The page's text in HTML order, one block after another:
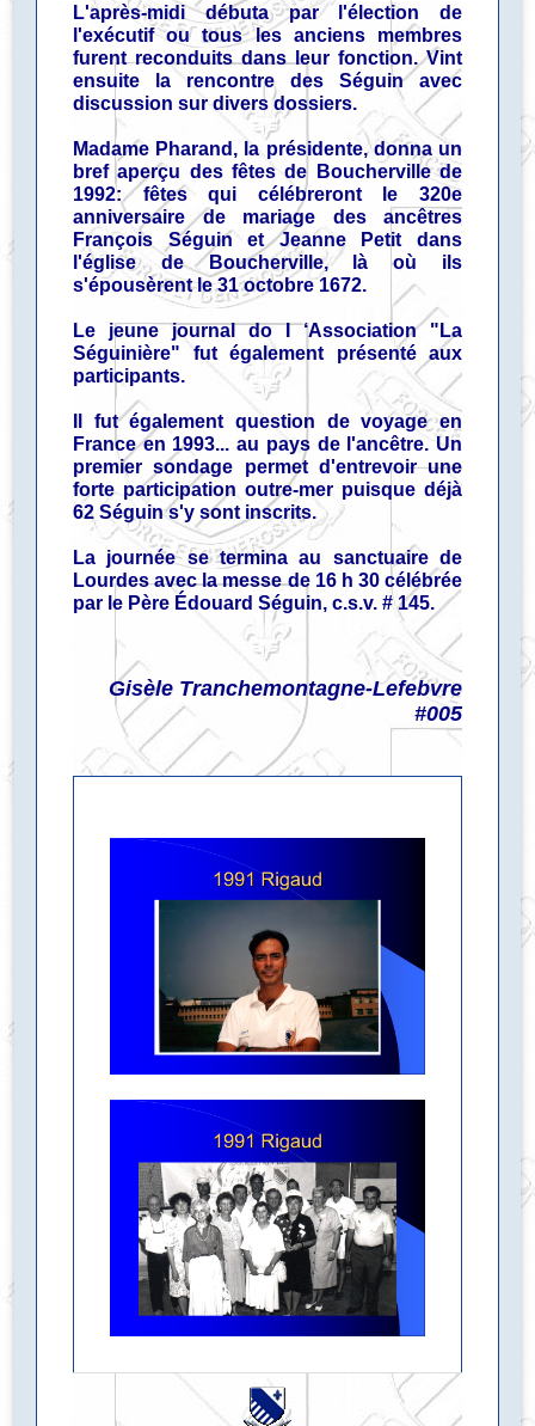
L'après-midi débuta par l'élection de
l'exécutif ou tous les anciens membres
furent reconduits dans leur fonction. Vint
ensuite la rencontre des Séguin avec
discussion sur divers dossiers.
Madame Pharand, la présidente, donna un
bref aperçu des fêtes de Boucherville de
1992: fêtes qui célébreront le 320e
anniversaire de mariage des ancêtres
François Séguin et Jeanne Petit dans
l'église de Boucherville, là où ils
s'épousèrent le 31 octobre 1672.
Le jeune journal do I ‘Association "La
Séguinière" fut également présenté aux
participants.
Il fut également question de voyage en
France en 1993... au pays de l'ancêtre. Un
premier sondage permet d'entrevoir une
forte participation outre-mer puisque déjà
62 Séguin s'y sont inscrits.
La journée se termina au sanctuaire de
Lourdes avec la messe de 16 h 30 célébrée
par le Père Édouard Séguin, c.s.v. # 145.
Gisèle Tranchemontagne-Lefebvre
#005